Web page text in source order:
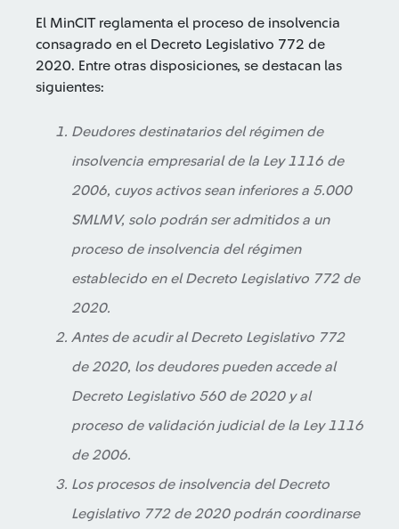
El MinCIT reglamenta el proceso de insolvencia
consagrado en el Decreto Legislativo 772 de
2020. Entre otras disposiciones, se destacan las
siguientes:
Deudores destinatarios del régimen de
insolvencia empresarial de la Ley 1116 de
2006, cuyos activos sean inferiores a 5.000
SMLMV, solo podrán ser admitidos a un
proceso de insolvencia del régimen
establecido en el Decreto Legislativo 772 de
2020.
Antes de acudir al Decreto Legislativo 772
de 2020, los deudores pueden accede al
Decreto Legislativo 560 de 2020 y al
proceso de validación judicial de la Ley 1116
de 2006.
Los procesos de insolvencia del Decreto
Legislativo 772 de 2020 podrán coordinarse